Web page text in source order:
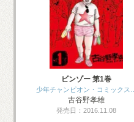
ビンゾー 第1巻
少年チャンピオン・コミックス…
古谷野孝雄
発売日：2016.11.08